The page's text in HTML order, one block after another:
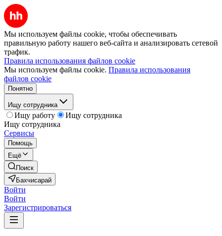
Мы используем файлы cookie, чтобы обеспечивать
правильную работу нашего веб-сайта и анализировать сетевой
трафик.
Правила использования файлов cookie
Мы используем файлы cookie. Правила использования
файлов cookie
Понятно
Ищу сотрудника
Ищу работу
Ищу сотрудника
Ищу сотрудника
Сервисы
Помощь
Ещё
Поиск
Бахчисарай
Войти
Войти
Зарегистрироваться